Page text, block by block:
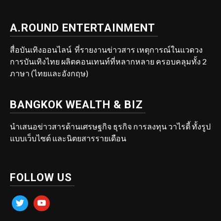
A.ROUND ENTERTAINMENT
สื่อบันเทิงออนไลน์ ที่รายงานข่าวสาร เหตุการณ์ในแวดวง
การบันเทิงไทย ผลิตคอนเทนท์ที่หลากหลาย ครอบคลุมทั้ง 2
ภาษา (ไทยและอังกฤษ)
BANGKOK WEALTH & BIZ
นำเสนอข่าวสารด้านเศรษฐกิจ ธุรกิจ การลงทุน วาไรตี้ ทั้งรูป
แบบเว็บไซต์ และนิตยสารรายเดือน
FOLLOW US
twitter youtube